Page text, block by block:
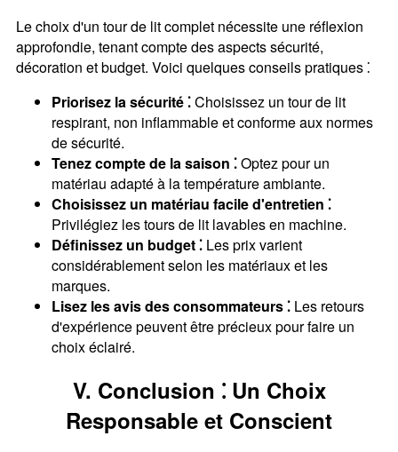
Le choix d'un tour de lit complet nécessite une réflexion
approfondie, tenant compte des aspects sécurité,
décoration et budget. Voici quelques conseils pratiques ⁚
Priorisez la sécurité ⁚Choisissez un tour de lit
respirant, non inflammable et conforme aux normes
de sécurité.
Tenez compte de la saison ⁚Optez pour un
matériau adapté à la température ambiante.
Choisissez un matériau facile d'entretien ⁚
Privilégiez les tours de lit lavables en machine.
Définissez un budget ⁚Les prix varient
considérablement selon les matériaux et les
marques.
Lisez les avis des consommateurs ⁚Les retours
d'expérience peuvent être précieux pour faire un
choix éclairé.
V. Conclusion ⁚ Un Choix
Responsable et Conscient